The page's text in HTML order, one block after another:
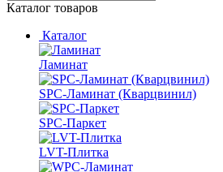
Каталог товаров
Каталог
Ламинат
SPC-Ламинат (Кварцвинил)
SPC-Паркет
LVT-Плитка